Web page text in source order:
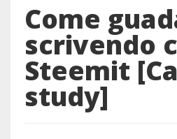
Come
scrivendo
Steemit
study]